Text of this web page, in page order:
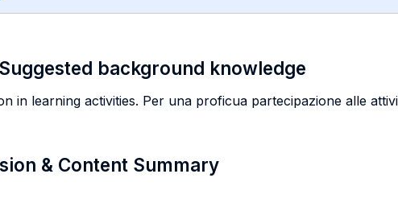
background knowledge
in learning activities. Per una proficua partecipazione alle
& Content Summary